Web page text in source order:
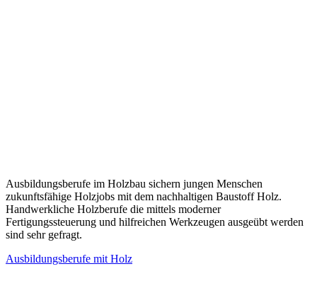
Ausbildungsberufe im Holzbau sichern jungen Menschen
zukunftsfähige Holzjobs mit dem nachhaltigen Baustoff Holz.
Handwerkliche Holzberufe die mittels moderner
Fertigungssteuerung und hilfreichen Werkzeugen ausgeübt werden
sind sehr gefragt.
Ausbildungsberufe mit Holz